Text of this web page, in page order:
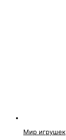
Мир игрушек